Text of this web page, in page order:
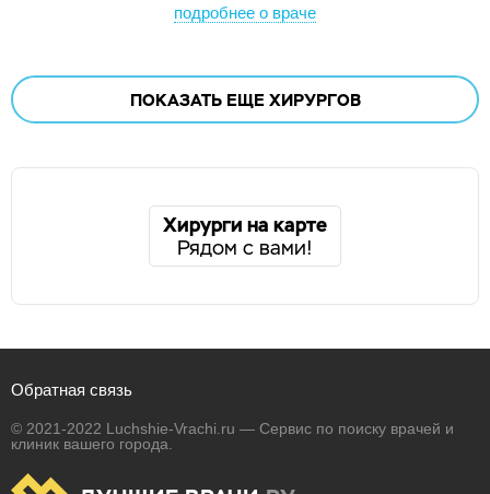
подробнее о враче
ПОКАЗАТЬ ЕЩЕХИРУРГОВ
Хирурги на карте
Рядом с вами!
Обратная связь
© 2021-2022 Luchshie-Vrachi.ru — Сервис по поиску врачей и
клиник вашего города.